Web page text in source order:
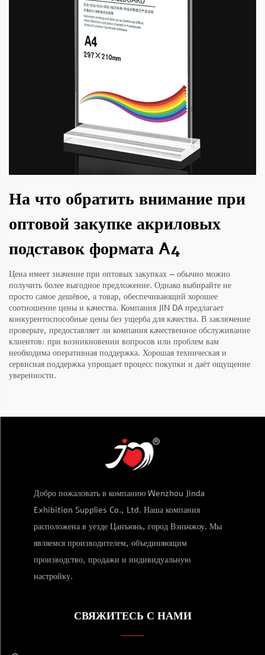
На что обратить внимание при
оптовой закупке акриловых
подставок формата A4
Цена имеет значение при оптовых закупках — обычно можно
получить более выгодное предложение. Однако выбирайте не
просто самое дешёвое, а товар, обеспечивающий хорошее
соотношение цены и качества. Компания JIN DA предлагает
конкурентоспособные цены без ущерба для качества. В заключение
проверьте, предоставляет ли компания качественное обслуживание
клиентов: при возникновении вопросов или проблем вам
необходима оперативная поддержка. Хорошая техническая и
сервисная поддержка упрощает процесс покупки и даёт ощущение
уверенности.
Добро пожаловать в компанию Wenzhou Jinda
Exhibition Supplies Co., Ltd. Наша компания
расположена в уезде Цанъюнь, город Вэньчжоу. Мы
являемся производителем, объединяющим
производство, продажи и индивидуальную
настройку.
СВЯЖИТЕСЬ С НАМИ